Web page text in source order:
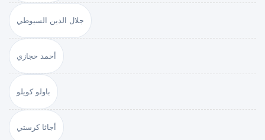
جلال الدين السيوطي
أحمد حجازي
باولو كويلو
أجاثا كرستي